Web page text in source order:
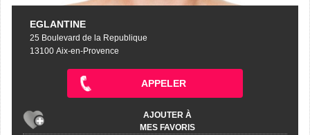
EGLANTINE
25 Boulevard de la Republique
13100 Aix-en-Provence
APPELER
AJOUTER À
MES FAVORIS